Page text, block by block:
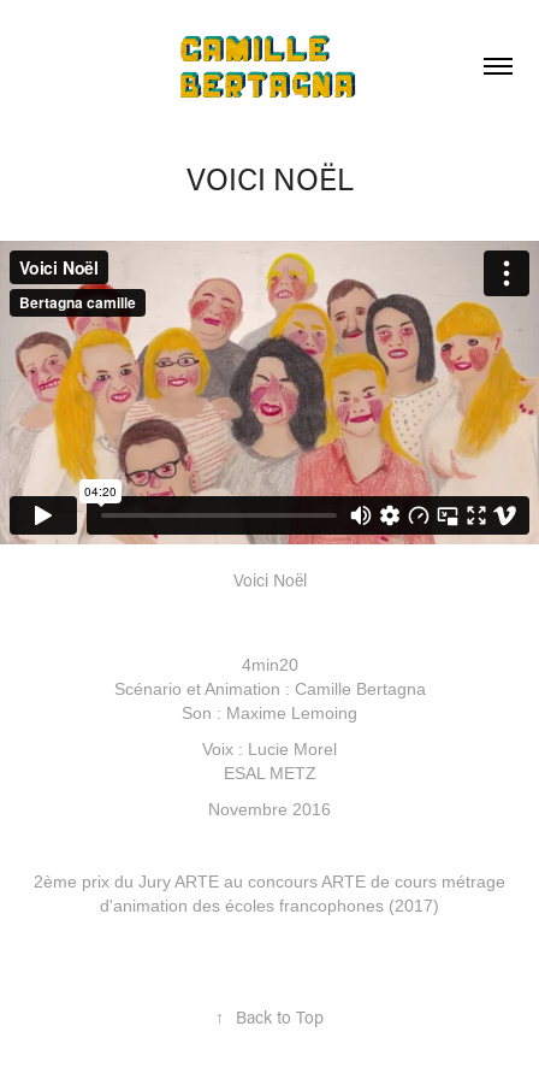
VOICI NOËL
Voici Noël
4min20
Scénario et Animation : Camille Bertagna
Son : Maxime Lemoing
Voix : Lucie Morel
ESAL METZ
Novembre 2016
2ème prix du Jury ARTE au concours ARTE de cours métrage
d'animation des écoles francophones (2017)
↑ Back to Top